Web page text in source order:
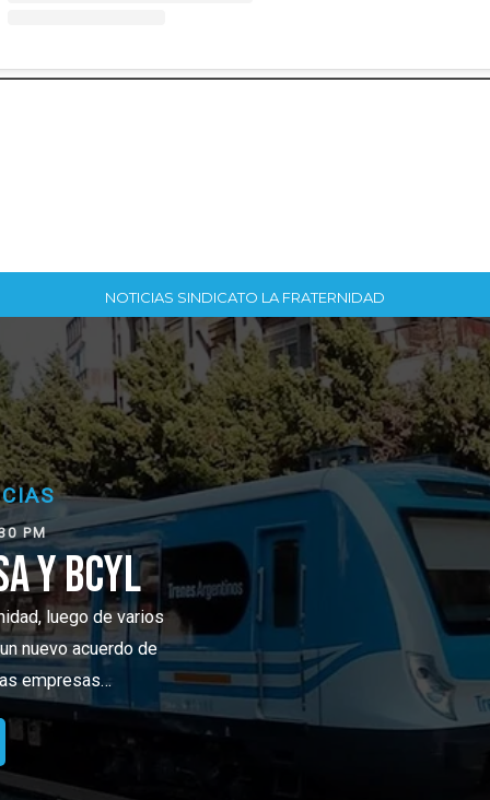
NOTICIAS SINDICATO LA FRATERNIDAD